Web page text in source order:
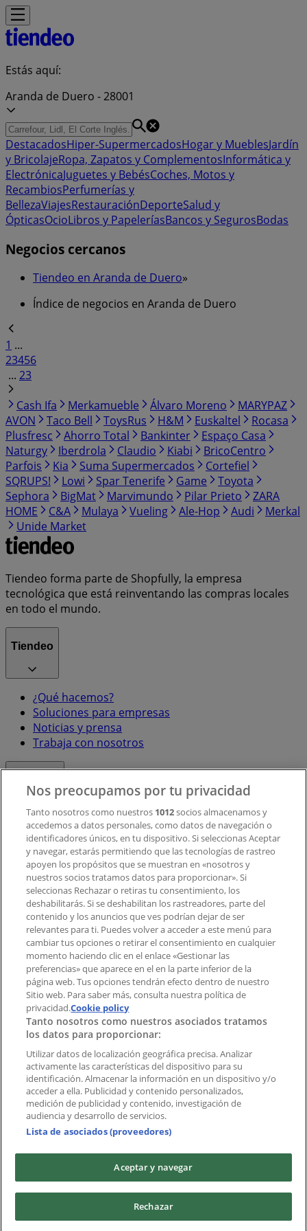
Estás aquí:
Aranda de Duero - 28001
DestacadosHiper-SupermercadosHogar y MueblesJardín
y BricolajeRopa, Zapatos y ComplementosInformática y
ElectrónicaJuguetes y BebésCoches, Motos y
RecambiosPerfumerías y
BellezaViajesRestauraciónDeporteSalud y
ÓpticasOcioLibros y PapeleríasBancos y SegurosBodas
Negocios cercanos
Tiendeo en Aranda de Duero»
Índice de negocios en Aranda de Duero
1 ...
23456
... 23
Cash Ifa
Merkamueble Álvaro Moreno
MARYPAZ
AVON
Taco Bell ToysRus H&M Euskaltel
Rocasa
Plusfresc
Ahorro Total Bankinter
Espaço Casa
Naturgy
Iberdrola Claudio Kiabi
BricoCentro
Parfois
Kia Suma Supermercados
Cortefiel
SQRUPS!
Lowi Spar Tenerife Game
Toyota
Sephora
BigMat Marvimundo Pilar Prieto
ZARA
HOME
C&A Mulaya Vueling Ale-Hop Audi
Merkal
Unide Market
Tiendeo forma parte de Shopfully, la empresa
tecnológica que está reinventando las compras locales
en todo el mundo.
Tiendeo
¿Qué hacemos?
Soluciones para empresas
Noticias y prensa
Trabaja con nosotros
Contacto comercial y de marketing
Tienda mal colocada en el mapa
Notificar un folleto
¿Encontraste un problema en la web o en la
aplicación?
Índices
Marcas
Marcas locales
Negocios
Negocios cercanos
Productos
Productos locales
Ciudades
Descargar la APP Tiendeo
Copyright © Tiendeo ® 2026 · Shopfully Marketing S.L.U. –
Nos preocupamos por tu privacidad
Tanto nosotros como nuestros 1012socios almacenamos y
accedemos a datos personales, como datos de navegación o
identificadores únicos, en tu dispositivo. Si seleccionas Aceptar
y navegar, estarás permitiendo que las tecnologías de rastreo
apoyen los propósitos que se muestran en «nosotros y
nuestros socios tratamos datos para proporcionar». Si
seleccionas Rechazar o retiras tu consentimiento, los
deshabilitarás. Si se deshabilitan los rastreadores, parte del
contenido y los anuncios que ves podrían dejar de ser
relevantes para ti. Puedes volver a acceder a este menú para
cambiar tus opciones o retirar el consentimiento en cualquier
momento haciendo clic en el enlace «Gestionar las
preferencias» que aparece en el en la parte inferior de la
página web. Tus opciones tendrán efecto dentro de nuestro
Sitio web. Para saber más, consulta nuestra política de
privacidad.Cookie policy
Tanto nosotros como nuestros asociados tratamos
los datos para proporcionar:
Utilizar datos de localización geográfica precisa. Analizar
activamente las características del dispositivo para su
identificación. Almacenar la información en un dispositivo y/o
acceder a ella. Publicidad y contenido personalizados,
medición de publicidad y contenido, investigación de
audiencia y desarrollo de servicios.
Lista de asociados (proveedores)
Aceptar y navegar
Rechazar